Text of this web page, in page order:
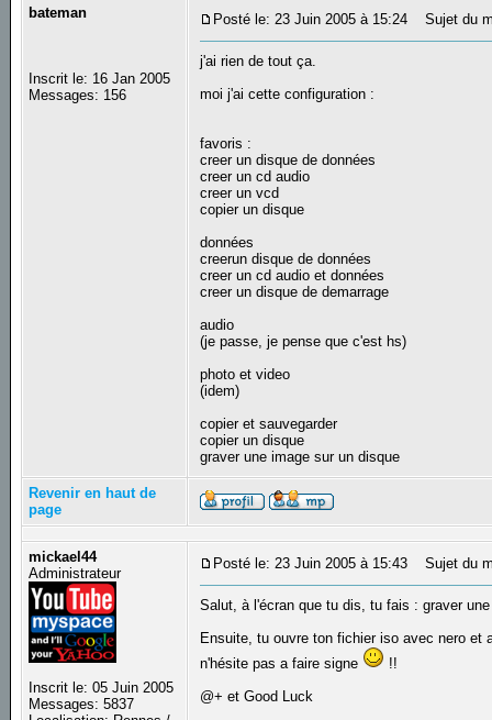
bateman
Inscrit le: 16 Jan 2005
Messages: 156
Posté le: 23 Juin 2005 à 15:24 Sujet du
j'ai rien de tout ça.
moi j'ai cette configuration :
favoris :
creer un disque de données
creer un cd audio
creer un vcd
copier un disque
données
creerun disque de données
creer un cd audio et données
creer un disque de demarrage
audio
(je passe, je pense que c'est hs)
photo et video
(idem)
copier et sauvegarder
copier un disque
graver une image sur un disque
Revenir en haut de
page
mickael44
Administrateur
Inscrit le: 05 Juin 2005
Messages: 5837
Posté le: 23 Juin 2005 à 15:43 Sujet du
Salut, à l'écran que tu dis, tu fais : graver
Ensuite, tu ouvre ton fichier iso avec nero et
n'hésite pas a faire signe
!!
@+ et Good Luck